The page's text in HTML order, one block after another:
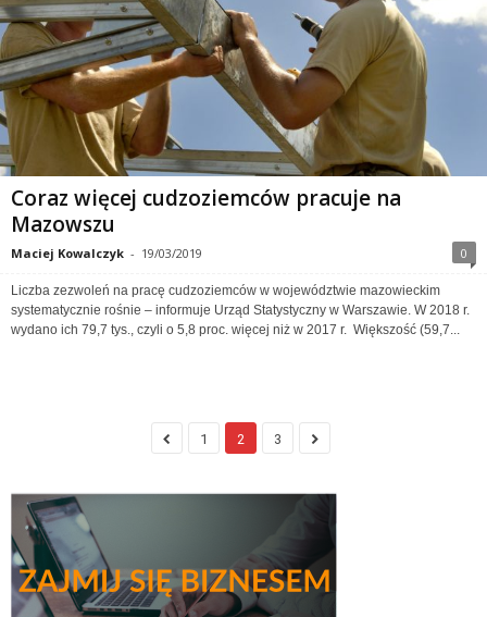
Coraz więcej cudzoziemców pracuje na
Mazowszu
Maciej Kowalczyk - 19/03/2019 0
Liczba zezwoleń na pracę cudzoziemców w województwie mazowieckim
systematycznie rośnie – informuje Urząd Statystyczny w Warszawie. W 2018 r.
wydano ich 79,7 tys., czyli o 5,8 proc. więcej niż w 2017 r. Większość (59,7...
1 2 3